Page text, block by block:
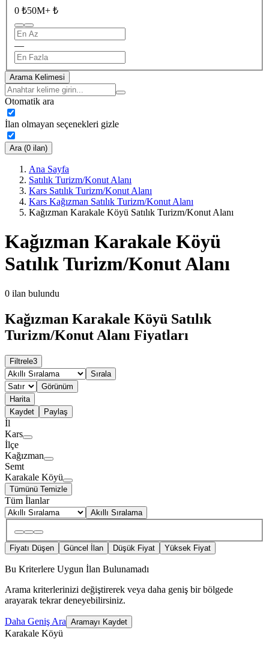
0 ₺50M+ ₺
—
Arama Kelimesi
Otomatik ara
İlan olmayan seçenekleri gizle
Ara (0 ilan)
Ana Sayfa
Satılık Turizm/Konut Alanı
Kars Satılık Turizm/Konut Alanı
Kars Kağızman Satılık Turizm/Konut Alanı
Kağızman Karakale Köyü Satılık Turizm/Konut Alanı
Kağızman Karakale Köyü
Satılık Turizm/Konut Alanı
0 ilan bulundu
Kağızman Karakale Köyü Satılık
Turizm/Konut Alanı Fiyatları
Filtrele3
Sırala
Görünüm
Harita
Kaydet
Paylaş
İl
Kars
İlçe
Kağızman
Semt
Karakale Köyü
Tümünü Temizle
Tüm İlanlar
Akıllı Sıralama
Fiyatı Düşen Güncel İlan Düşük Fiyat Yüksek Fiyat
Bu Kriterlere Uygun İlan Bulunamadı
Arama kriterlerinizi değiştirerek veya daha geniş bir bölgede
arayarak tekrar deneyebilirsiniz.
Daha Geniş Ara Aramayı Kaydet
Karakale Köyü